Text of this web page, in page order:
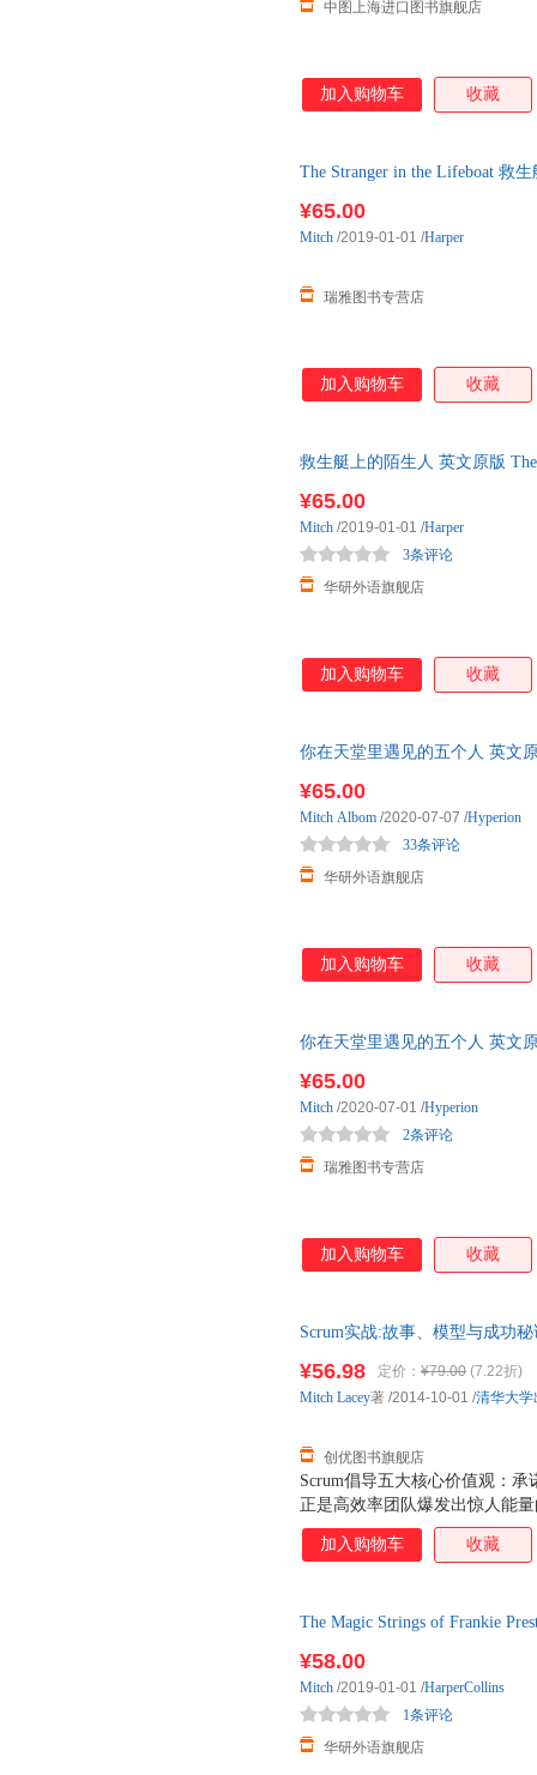
中图上海进口图书旗舰店
加入购物车 收藏
The Stranger in the Lifeboat 救
¥65.00
瑞雅图书专营店
Mitch /2019-01-01 /Harper
加入购物车 收藏
救生艇上的陌生人 英文原版
¥65.00
华研外语旗舰店
3条评论
Mitch /2019-01-01 /Harper
加入购物车 收藏
你在天堂里遇见的五个人 英文
¥65.00
华研外语旗舰店
33条评论
Mitch Albom /2020-07-07 /Hyperion
加入购物车 收藏
你在天堂里遇见的五个人 英文
¥65.00
瑞雅图书专营店
2条评论
Mitch /2020-07-01 /Hyperion
加入购物车 收藏
Scrum实战:故事、模型与成功
Scrum倡导五大核心价值观：
正是高效率团队爆发出惊人能
Scrum暴露出来的问题？如何
平衡？如果你喜欢听故事，喜
践者莱西慧眼独具，提取出大
可以明白如何通过快速成功来
活性来创建更多价值。 通过诙
诀”三段式框架，Lacey我们漫
¥56.98 定价： ¥79.00 (7.22折)
创优图书旗舰店
Mitch Lacey著 /2014-10-01 /清华大学
加入购物车 收藏
The Magic Strings of Frankie
¥58.00
华研外语旗舰店
1条评论
Mitch /2019-01-01 /HarperCollins